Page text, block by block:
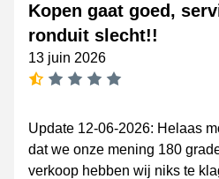
Kopen gaat goed,
ronduit slecht!!
13 juin 2026
Update 12-06-2026: Helaas
dat we onze mening 180
verkoop hebben wij niks te